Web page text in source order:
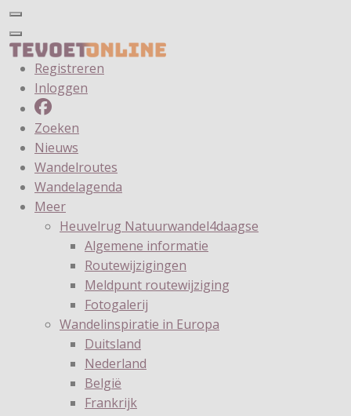
Registreren
Inloggen
Zoeken
Nieuws
Wandelroutes
Wandelagenda
Meer
Heuvelrug Natuurwandel4daagse
Algemene informatie
Routewijzigingen
Meldpunt routewijziging
Fotogalerij
Wandelinspiratie in Europa
Duitsland
Nederland
België
Frankrijk